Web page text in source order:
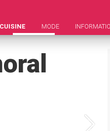
CUISINE MODE